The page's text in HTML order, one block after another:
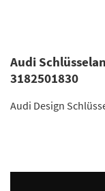
Audi
3182501830
Audi Design